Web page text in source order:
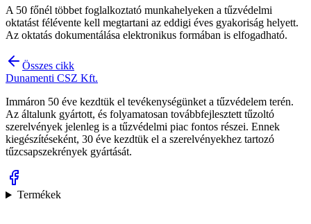
A 50 főnél többet foglalkoztató munkahelyeken a tűzvédelmi
oktatást félévente kell megtartani az eddigi éves gyakoriság helyett.
Az oktatás dokumentálása elektronikus formában is elfogadható.
Összes cikk
Dunamenti CSZ Kft.
Immáron 50 éve kezdtük el tevékenységünket a tűzvédelem terén.
Az általunk gyártott, és folyamatosan továbbfejlesztett tűzoltó
szerelvények jelenleg is a tűzvédelmi piac fontos részei. Ennek
kiegészítéseként, 30 éve kezdtük el a szerelvényekhez tartozó
tűzcsapszekrények gyártását.
Termékek